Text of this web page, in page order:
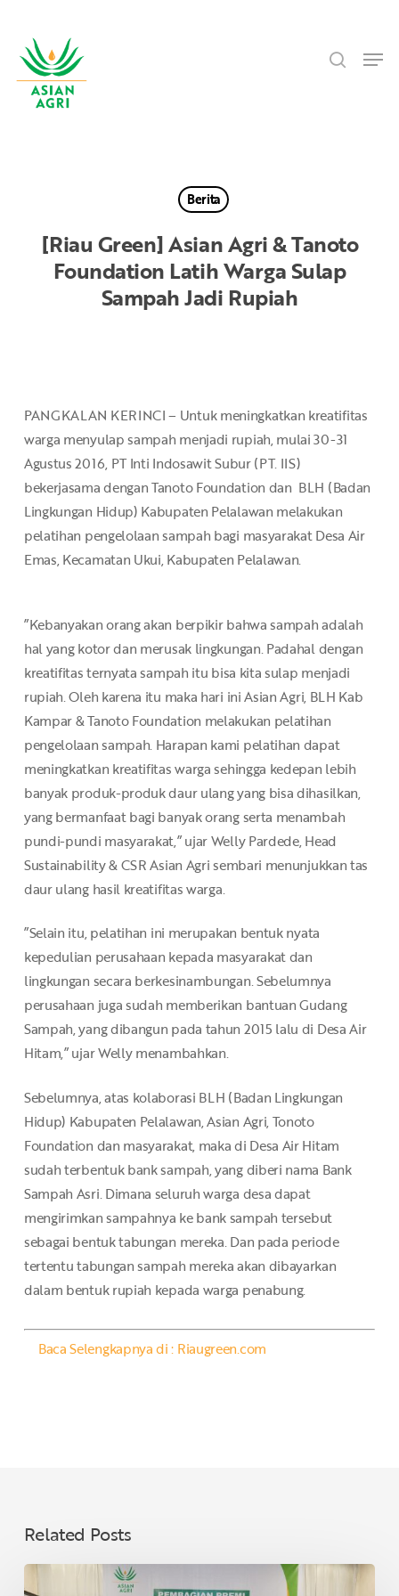
main
content
Berita
[Riau Green] Asian Agri & Tanoto
Foundation Latih Warga Sulap
Sampah Jadi Rupiah
PANGKALAN KERINCI – Untuk meningkatkan kreatifitas
warga menyulap sampah menjadi rupiah, mulai 30-31
Agustus 2016, PT Inti Indosawit Subur (PT. IIS)
bekerjasama dengan Tanoto Foundation dan BLH (Badan
Lingkungan Hidup) Kabupaten Pelalawan melakukan
pelatihan pengelolaan sampah bagi masyarakat Desa Air
Emas, Kecamatan Ukui, Kabupaten Pelalawan.
”Kebanyakan orang akan berpikir bahwa sampah adalah
hal yang kotor dan merusak lingkungan. Padahal dengan
kreatifitas ternyata sampah itu bisa kita sulap menjadi
rupiah. Oleh karena itu maka hari ini Asian Agri, BLH Kab
Kampar & Tanoto Foundation melakukan pelatihan
pengelolaan sampah. Harapan kami pelatihan dapat
meningkatkan kreatifitas warga sehingga kedepan lebih
banyak produk-produk daur ulang yang bisa dihasilkan,
yang bermanfaat bagi banyak orang serta menambah
pundi-pundi masyarakat,” ujar Welly Pardede, Head
Sustainability & CSR Asian Agri sembari menunjukkan tas
daur ulang hasil kreatifitas warga.
”Selain itu, pelatihan ini merupakan bentuk nyata
kepedulian perusahaan kepada masyarakat dan
lingkungan secara berkesinambungan. Sebelumnya
perusahaan juga sudah memberikan bantuan Gudang
Sampah, yang dibangun pada tahun 2015 lalu di Desa Air
Hitam,” ujar Welly menambahkan.
Sebelumnya, atas kolaborasi BLH (Badan Lingkungan
Hidup) Kabupaten Pelalawan, Asian Agri, Tonoto
Foundation dan masyarakat, maka di Desa Air Hitam
sudah terbentuk bank sampah, yang diberi nama Bank
Sampah Asri. Dimana seluruh warga desa dapat
mengirimkan sampahnya ke bank sampah tersebut
sebagai bentuk tabungan mereka. Dan pada periode
tertentu tabungan sampah mereka akan dibayarkan
dalam bentuk rupiah kepada warga penabung.
Baca Selengkapnya di : Riaugreen.com
Related Posts
Asian